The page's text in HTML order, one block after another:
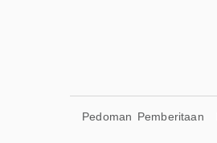
Pedoman Pemberitaan